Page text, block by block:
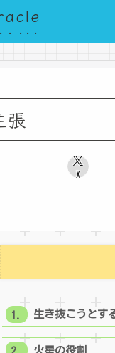
張
X
生き抜こうとす
火星の役割